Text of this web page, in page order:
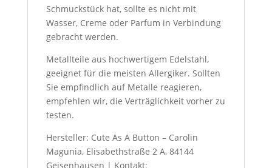
Schmuckstück hat, sollte es nicht mit
Wasser, Creme oder Parfum in Verbindung
gebracht werden.
Metallteile aus hochwertigem Edelstahl,
geeignet für die meisten Allergiker. Sollten
Sie empfindlich auf Metalle reagieren,
empfehlen wir, die Verträglichkeit vorher zu
testen.
Hersteller: Cute As A Button – Carolin
Magunia, Elisabethstraße 2 A, 84144
Geisenhausen | Kontakt: